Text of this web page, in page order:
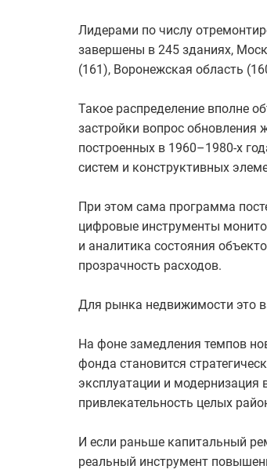
Лидерами по числу
завершены в 245 зданиях,
(161), Воронежская область
Такое распределение вполне
застройки вопрос обновления
построенных в 1960–1980-х
систем и конструктивных
При этом сама программа
цифровые инструменты
и аналитика состояния
прозрачность расходов.
Для рынка недвижимости это
На фоне замедления темпов
фонда становится
эксплуатации и модернизация
привлекательность целых
И если раньше капитальный
реальный инструмент